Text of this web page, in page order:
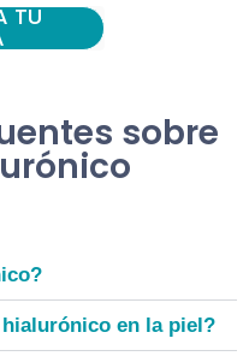
TU
sobre
en la piel?